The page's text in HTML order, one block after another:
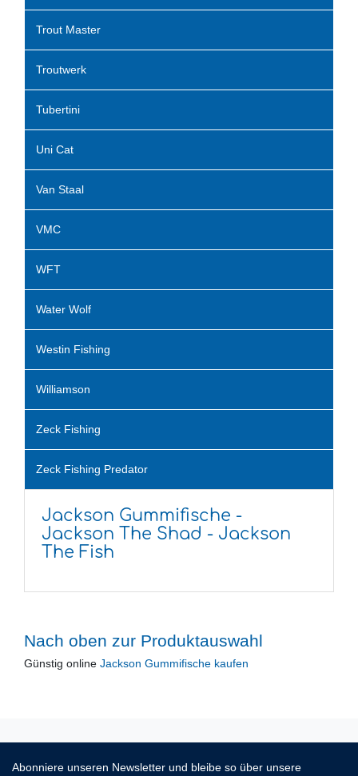
Trout Master
Troutwerk
Tubertini
Uni Cat
Van Staal
VMC
WFT
Water Wolf
Westin Fishing
Williamson
Zeck Fishing
Zeck Fishing Predator
Jackson Gummifische -
Jackson The Shad - Jackson
The Fish
Nach oben zur Produktauswahl
Günstig online Jackson Gummifische kaufen
Abonniere unseren Newsletter und bleibe so über unsere